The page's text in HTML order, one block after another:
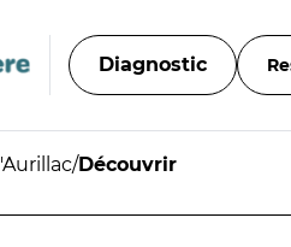
Diagnostic
/Découvrir